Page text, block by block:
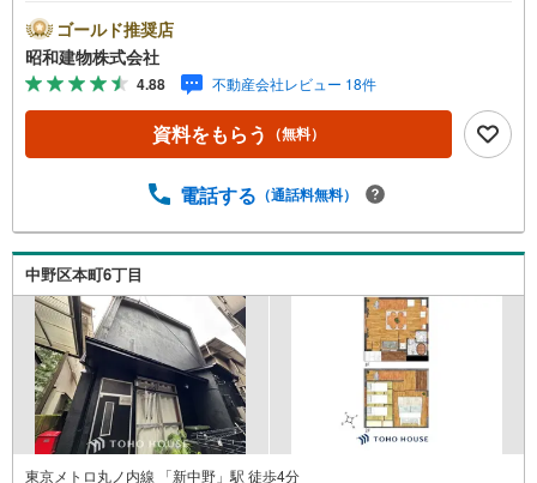
が、前面道路から距離がある分、静かな環境での快適な暮
らしを実現できます。丸ノ内線中野坂上駅徒歩6分、中野新
橋駅徒歩9分、大江戸線西新宿五丁目駅徒歩14分のアクセス
良好な好立地。 ・・・地域密着昭和建物です・・・ 西荻
窪に創業44年、地域密着の不動産会社です。 不動産購
入、買換えには、不安がつきもの。 物件の選定や住宅ロー
いたします。 お気軽にご相談、ご来社頂ける会社です。
じ建物は存在しません。唯一無二の不動産をお手伝いいた
します。 キッズルーム充実・チャイルド-シートの用意もご
ざいます。 ご家族で楽しくご検討頂けるようご案内してお
りますのでぜひ、お気軽にお問い合わせください。 営業時
間: 9:00 - 20:00
ゴールド推奨店
昭和建物株式会社
4.88 不動産会社レビュー 18件
資料をもらう （無料）
電話する （通話料無料）
中野区本町6丁目
東京メトロ丸ノ内線 「新中野」駅 徒歩4分